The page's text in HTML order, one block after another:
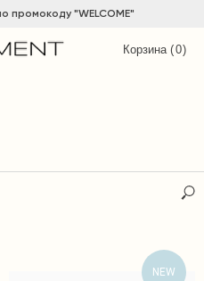
промокоду "WELCOME"
Корзина (0)
NEW